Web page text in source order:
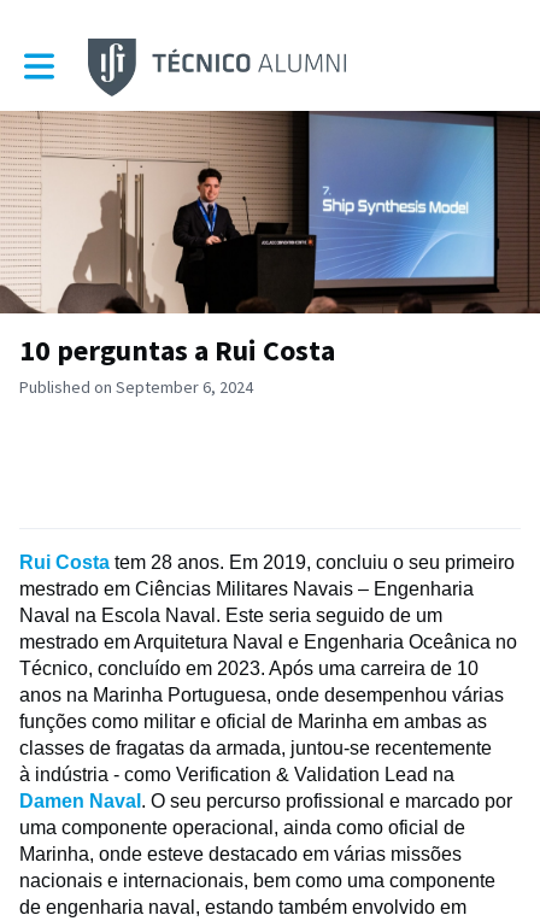
Toggle main navigation
10 perguntas a Rui Costa
Published on September 6, 2024
Rui Costa tem 28 anos. Em 2019, concluiu o seu primeiro
mestrado em Ciências Militares Navais – Engenharia
Naval na Escola Naval. Este seria seguido de um
mestrado em Arquitetura Naval e Engenharia Oceânica no
Técnico, concluído em 2023. Após uma carreira de 10
anos na Marinha Portuguesa, onde desempenhou várias
funções como militar e oficial de Marinha em ambas as
classes de fragatas da armada, juntou-se recentemente
à indústria - como Verification & Validation Lead na
Damen Naval . O seu percurso profissional e marcado por
uma componente operacional, ainda como oficial de
Marinha, onde esteve destacado em várias missões
nacionais e internacionais, bem como uma componente
de engenharia naval, estando também envolvido em